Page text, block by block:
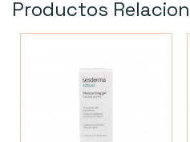
Productos